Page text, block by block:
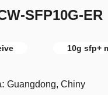
SFP10G-ER
10g sfp+
Guangdong, Chiny